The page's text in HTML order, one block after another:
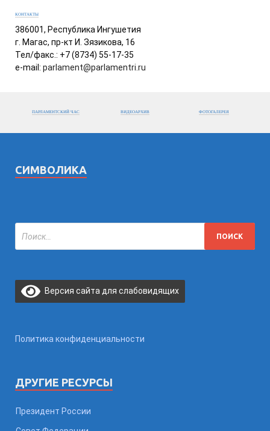
КОНТАКТЫ
386001, Республика Ингушетия
г. Магас, пр-кт И. Зязикова, 16
Тел/факс.: +7 (8734) 55-17-35
e-mail: parlament@parlamentri.ru
ПАРЛАМЕНТСКИЙ ЧАС ВИДЕОАРХИВ ФОТОГАЛЕРЕЯ
СИМВОЛИКА
Версия сайта для слабовидящих
Политика конфиденциальности
ДРУГИЕ РЕСУРСЫ
Президент России